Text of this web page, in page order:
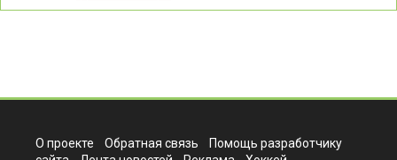
О проекте Обратная связь
Помощь разработчику